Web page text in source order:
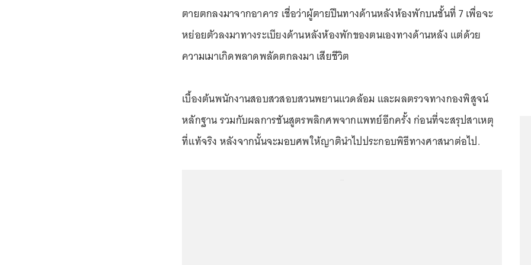
ตายตกลงมาจากอาคาร เชื่อว่าผู้ตายปีนทางด้านหลังห้องพักบนชั้นที่ 7 เพื่อจะ
หย่อยตัวลงมาทางระเบียงด้านหลังห้องพักของตนเองทางด้านหลัง แต่ด้วย
ความเมาเกิดพลาดพลัดตกลงมา เสียชีวิต
เบื้องต้นพนักงานสอบสวสอบสวนพยานแวดล้อม และผลตรวจทางกองพิสูจน์
หลักฐาน รวมกับผลการชันสูตรพลิกศพจากแพทย์อีกครั้ง ก่อนที่จะสรุปสาเหตุ
ที่แท้จริง หลังจากนั้นจะมอบศพให้ญาตินำไปประกอบพิธีทางศาสนาต่อไป.